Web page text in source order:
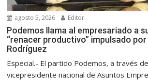
agosto 5, 2026 Editor
Podemos llama al empresariado a
“renacer productivo” impulsado por
Rodríguez
Especial.- El partido Podemos, a través
vicepresidente nacional de Asuntos